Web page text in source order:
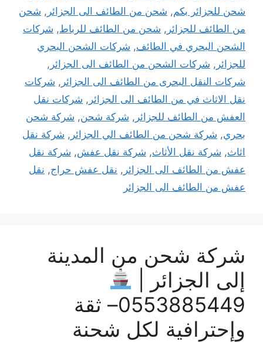
شحن للجزائر بكم, شحن من الطائف الى الجزائر , شحن
من الطائف للجزائر , شحن من الطائف للرباط, شركات
الشحن البحري في الطائف, شركات الشحن البحري
للجزائر , شركات الشحن من الطائف الى الجزائر ,
شركات النقل البحرى من الطائف الى الجزائر , شركات
نقل الاثاث في من الطائف الى الجزائر , شركات نقل
العفش من الطائف للجزائر , شركة شحن, شركة شحن
بحري, شركة شحن من الطائف الي الجزائر , شركة نقل
اثاث, شركة نقل الأثاث, شركة نقل عفش, شركة نقل
عفش من الطائف الى الجزائر , نقل عفش حراج, نقل
عفش من الطائف الى الجزائر
شركة شحن من المدينة
إلى الجزائر |
0553885449– ثقة
وإحترافية لكل شحنة